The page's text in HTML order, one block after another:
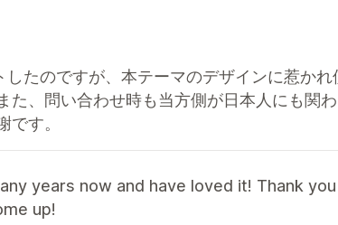
たのですが、本テーマのデザインに惹か
た、問い合わせ時も当方側が日本人にも関
す。
years now and have loved it! Thank
up!